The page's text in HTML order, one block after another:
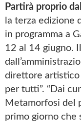
Partirà proprio
la terza edizione
in programma a
12 al 14 giugno.
direttore artistico
per tutti”. “Dai
Metamorfosi del
primo giorno che